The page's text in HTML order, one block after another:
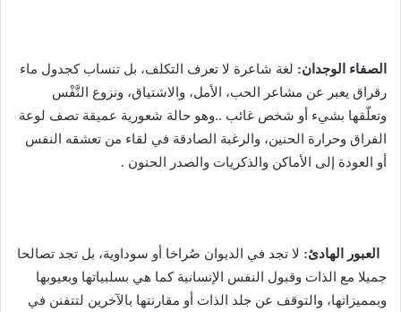
الصفاء الوجدان: لغة شاعرة لا تعرف التكلف، بل تنساب كجدول ماء
رقراق يعبر عن مشاعر الحب، الأمل، والاشتياق، ونزوع النَّفْس
وتعلّقها بشيء أو شخص غائب ..وهو حالة شعورية عميقة تصف لوعة
الفراق وحرارة الحنين، والرغبة الصادقة في لقاء من تعشقه النفس
أو العودة إلى الأماكن والذكريات والصدر الحنون .
العبور الهادئ: لا تجد في الديوان صُراخا أو سوداوية، بل تجد تصالحا
جميلا مع الذات وقبول النفس الإنسانية كما هي بسلبياتها وبعيوبها
وبمميزاتها، والتوقف عن جلد الذات أو مقارنتها بالآخرين لتتفنن في